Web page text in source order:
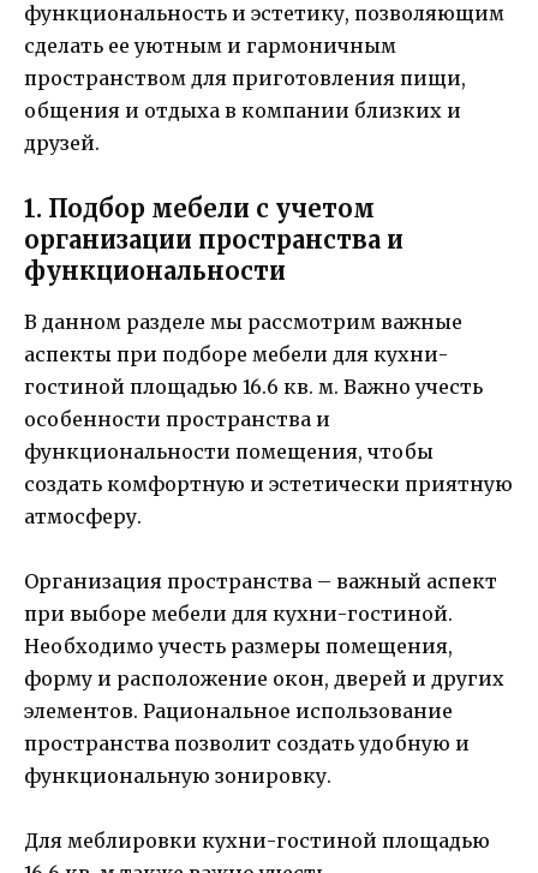
функциональность и эстетику, позволяющим
сделать ее уютным и гармоничным
пространством для приготовления пищи,
общения и отдыха в компании близких и
друзей.
1. Подбор мебели с учетом
организации пространства и
функциональности
В данном разделе мы рассмотрим важные
аспекты при подборе мебели для кухни-
гостиной площадью 16.6 кв. м. Важно учесть
особенности пространства и
функциональности помещения, чтобы
создать комфортную и эстетически приятную
атмосферу.
Организация пространства – важный аспект
при выборе мебели для кухни-гостиной.
Необходимо учесть размеры помещения,
форму и расположение окон, дверей и других
элементов. Рациональное использование
пространства позволит создать удобную и
функциональную зонировку.
Для меблировки кухни-гостиной площадью